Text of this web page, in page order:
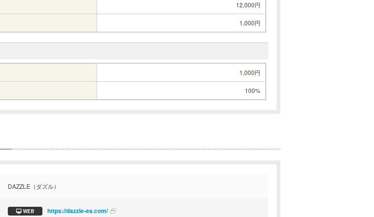
12,000円
1,000円
1,000円
100%
DAZZLE（ダズル）
WEB https://dazzle-es.com/